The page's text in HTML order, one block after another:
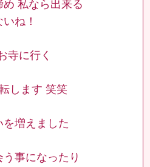
私なら出来る
ね！
寺に行く
します 笑笑
増えました
事になったり